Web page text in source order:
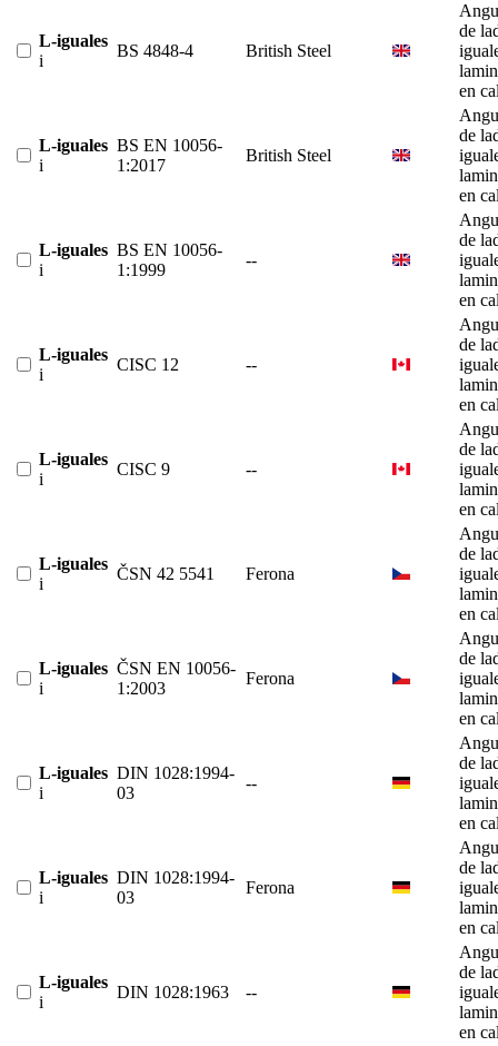
L-iguales
i
BS 4848-4 British Steel
de
en
L-iguales
i
BS EN 10056-
1:2017
British Steel
de
en
L-iguales
i
BS EN 10056-
1:1999
--
de
en
L-iguales
i
CISC 12 --
de
en
L-iguales
i
CISC 9 --
de
en
L-iguales
i
ČSN 42 5541 Ferona
de
en
L-iguales
i
ČSN EN 10056-
1:2003
Ferona
de
en
L-iguales
i
DIN 1028:1994-
03
--
de
en
L-iguales
i
DIN 1028:1994-
03
Ferona
de
en
L-iguales
i
DIN 1028:1963 --
de
en